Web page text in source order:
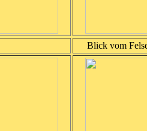
Blick vom